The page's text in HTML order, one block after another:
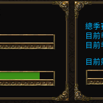
總季
目
目
目